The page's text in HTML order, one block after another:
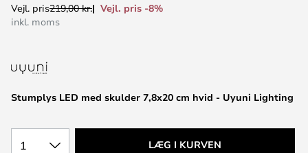
starten
Stumplys LED med skulder 7,8x20 cm hvid - Uyuni Lighting
Vejl. pris219,00 kr.
Vejl. pris -8%
inkl. moms
1 LÆG I KURVEN